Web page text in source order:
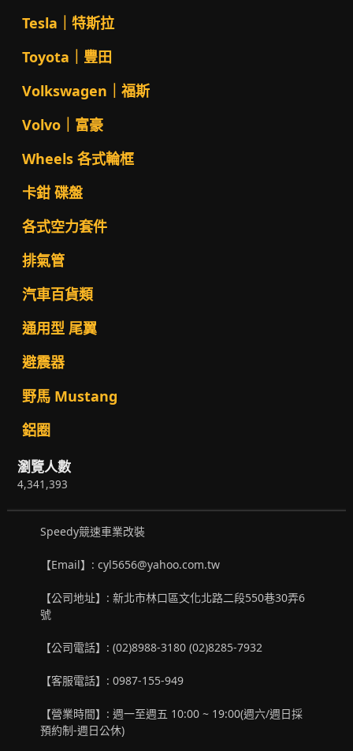
Tesla｜特斯拉
Toyota｜豐田
Volkswagen｜福斯
Volvo｜富豪
Wheels 各式輪框
卡鉗 碟盤
各式空力套件
排氣管
汽車百貨類
通用型 尾翼
避震器
野馬 Mustang
鋁圈
瀏覽人數
4,341,393
Speedy競速車業改裝
【Email】: cyl5656@yahoo.com.tw
【公司地址】: 新北市林口區文化北路二段550巷30弄6
號
【公司電話】: (02)8988-3180 (02)8285-7932
【客服電話】: 0987-155-949
【營業時間】: 週一至週五 10:00 ~ 19:00(週六/週日採
預約制-週日公休)